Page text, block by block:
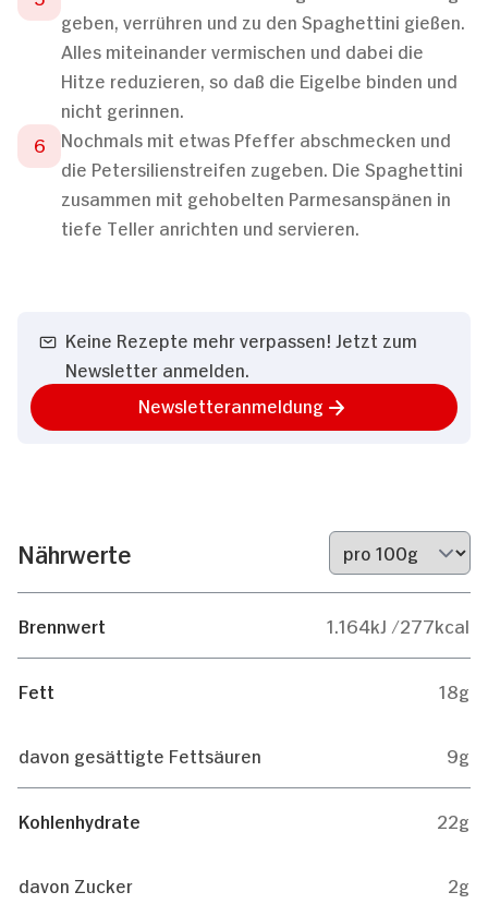
geben, verrühren und zu den Spaghettini gießen.
Alles miteinander vermischen und dabei die
Hitze reduzieren, so daß die Eigelbe binden und
nicht gerinnen.
Nochmals mit etwas Pfeffer abschmecken und
die Petersilienstreifen zugeben. Die Spaghettini
zusammen mit gehobelten Parmesanspänen in
tiefe Teller anrichten und servieren.
Keine Rezepte mehr verpassen! Jetzt zum
Newsletter anmelden.
Newsletteranmeldung
Nährwerte
Brennwert 1.164kJ /277kcal
Fett 18g
davon gesättigte Fettsäuren 9g
Kohlenhydrate 22g
davon Zucker 2g